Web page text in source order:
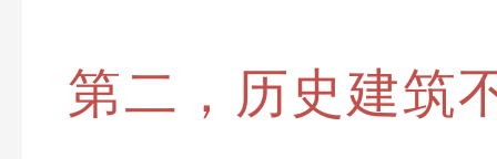
第二，历史建筑